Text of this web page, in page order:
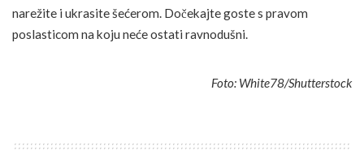
narežite i ukrasite šećerom. Dočekajte goste s pravom
poslasticom na koju neće ostati ravnodušni.
Foto: White78/Shutterstock